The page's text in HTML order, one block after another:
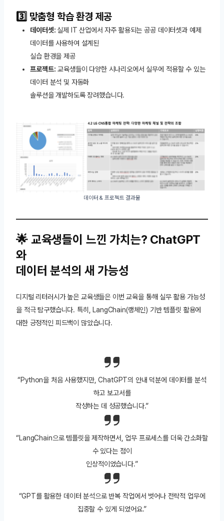
3️⃣ 맞춤형 학습 환경 제공
데이터셋: 실제 IT 산업에서 자주 활용되는 공공 데이터셋과 예제
데이터를 사용하여 설계된
실습 환경을 제공
프로젝트: 교육생들이 다양한 시나리오에서 실무에 적용할 수 있는
데이터 분석 및 자동화
솔루션을 개발하도록 장려했습니다.
데이터 & 프로젝트 결과물
🌟 교육생들이 느낀 가치는? ChatGPT
와
데이터 분석의 새 가능성
디지털 리터러시가 높은 교육생들은 이번 교육을 통해 실무 활용 가능성
을 적극 탐구했습니다. 특히, LangChain(랭체인) 기반 템플릿 활용에
대한 긍정적인 피드백이 많았습니다.
“Python을 처음 사용했지만, ChatGPT의 안내 덕분에 데이터를 분석
하고 보고서를
작성하는 데 성공했습니다.”
“LangChain으로 템플릿을 제작하면서, 업무 프로세스를 더욱 간소화할
수 있다는 점이
인상적이었습니다.”
“GPT를 활용한 데이터 분석으로 반복 작업에서 벗어나 전략적 업무에
집중할 수 있게 되었어요.”